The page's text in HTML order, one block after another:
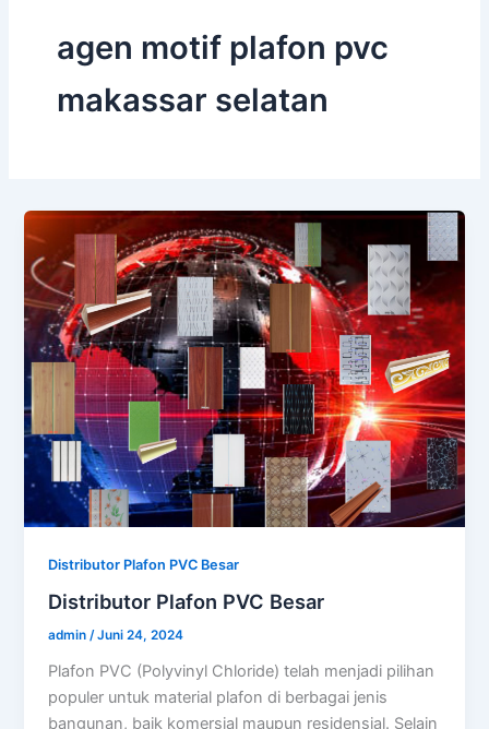
agen motif plafon pvc
makassar selatan
Distributor Plafon PVC Besar
Distributor Plafon PVC Besar
admin/Juni 24, 2024
Plafon PVC (Polyvinyl Chloride) telah menjadi pilihan
populer untuk material plafon di berbagai jenis
bangunan, baik komersial maupun residensial. Selain